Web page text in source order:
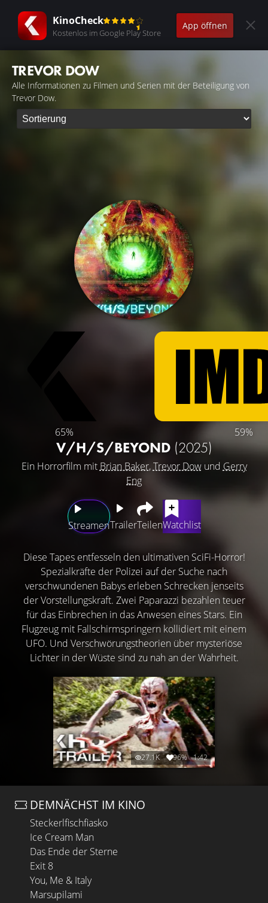
KinoCheck
Kostenlos im Google Play Store
App öffnen
TREVOR DOW
Alle Informationen zu Filmen und Serien mit der Beteiligung von
Trevor Dow.
65% 59%
V/H/S/BEYOND (2025)
Ein Horrorfilm mit Brian Baker,Trevor Dowund Gerry
Eng
StreamenTrailerTeilenWatchlist
Diese Tapes entfesseln den ultimativen SciFi-Horror!
Spezialkräfte der Polizei auf der Suche nach
verschwundenen Babys erleben Schrecken jenseits
der Vorstellungskraft. Zwei Paparazzi bezahlen teuer
für das Einbrechen in das Anwesen eines Stars. Ein
Flugzeug mit Fallschirmspringern kollidiert mit einem
UFO. Und Verschwörungstheorien über mysteriöse
Lichter in der Wüste sind zu nah an der Wahrheit.
27.1K 96% 1:42
DEMNÄCHST IM KINO
Steckerlfischfiasko
Ice Cream Man
Das Ende der Sterne
Exit 8
You, Me & Italy
Marsupilami